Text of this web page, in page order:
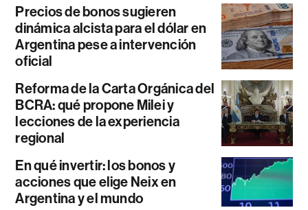
Precios de bonos sugieren
dinámica alcista para el dólar en
Argentina pese a intervención
oficial
Reforma de la Carta Orgánica del
BCRA: qué propone Milei y
lecciones de la experiencia
regional
En qué invertir: los bonos y
acciones que elige Neix en
Argentina y el mundo